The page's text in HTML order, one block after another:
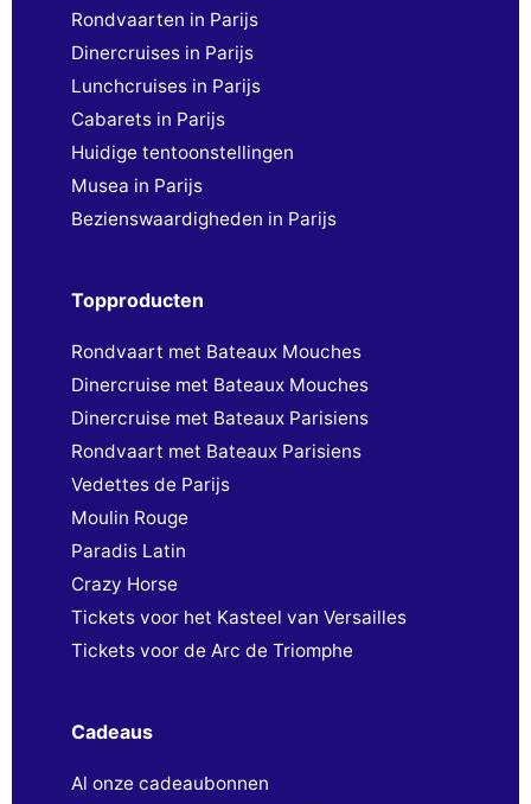
Rondvaarten in Parijs
Dinercruises in Parijs
Lunchcruises in Parijs
Cabarets in Parijs
Huidige tentoonstellingen
Musea in Parijs
Bezienswaardigheden in Parijs
Topproducten
Rondvaart met Bateaux Mouches
Dinercruise met Bateaux Mouches
Dinercruise met Bateaux Parisiens
Rondvaart met Bateaux Parisiens
Vedettes de Parijs
Moulin Rouge
Paradis Latin
Crazy Horse
Tickets voor het Kasteel van Versailles
Tickets voor de Arc de Triomphe
Cadeaus
Al onze cadeaubonnen